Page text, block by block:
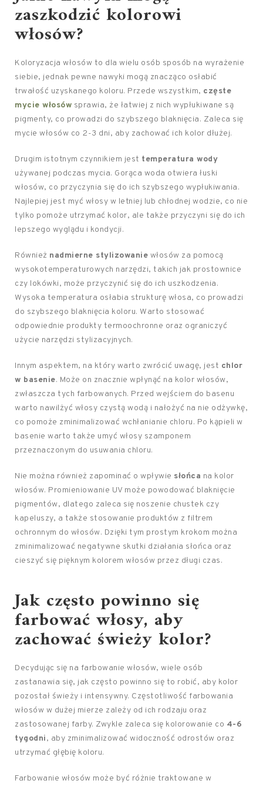
zaszkodzić kolorowi
włosów?
Koloryzacja włosów to dla wielu osób sposób na wyrażenie
siebie, jednak pewne nawyki mogą znacząco osłabić
trwałość uzyskanego koloru. Przede wszystkim, częste
mycie włosów sprawia, że łatwiej z nich wypłukiwane są
pigmenty, co prowadzi do szybszego blaknięcia. Zaleca się
mycie włosów co 2-3 dni, aby zachować ich kolor dłużej.
Drugim istotnym czynnikiem jest temperatura wody
używanej podczas mycia. Gorąca woda otwiera łuski
włosów, co przyczynia się do ich szybszego wypłukiwania.
Najlepiej jest myć włosy w letniej lub chłodnej wodzie, co nie
tylko pomoże utrzymać kolor, ale także przyczyni się do ich
lepszego wyglądu i kondycji.
Również nadmierne stylizowanie włosów za pomocą
wysokotemperaturowych narzędzi, takich jak prostownice
czy lokówki, może przyczynić się do ich uszkodzenia.
Wysoka temperatura osłabia strukturę włosa, co prowadzi
do szybszego blaknięcia koloru. Warto stosować
odpowiednie produkty termoochronne oraz ograniczyć
użycie narzędzi stylizacyjnych.
Innym aspektem, na który warto zwrócić uwagę, jest chlor
w basenie. Może on znacznie wpłynąć na kolor włosów,
zwłaszcza tych farbowanych. Przed wejściem do basenu
warto nawilżyć włosy czystą wodą i nałożyć na nie odżywkę,
co pomoże zminimalizować wchłanianie chloru. Po kąpieli w
basenie warto także umyć włosy szamponem
przeznaczonym do usuwania chloru.
Nie można również zapominać o wpływie słońca na kolor
włosów. Promieniowanie UV może powodować blaknięcie
pigmentów, dlatego zaleca się noszenie chustek czy
kapeluszy, a także stosowanie produktów z filtrem
ochronnym do włosów. Dzięki tym prostym krokom można
zminimalizować negatywne skutki działania słońca oraz
cieszyć się pięknym kolorem włosów przez długi czas.
Jak często powinno się
farbować włosy, aby
zachować świeży kolor?
Decydując się na farbowanie włosów, wiele osób
zastanawia się, jak często powinno się to robić, aby kolor
pozostał świeży i intensywny. Częstotliwość farbowania
włosów w dużej mierze zależy od ich rodzaju oraz
zastosowanej farby. Zwykle zaleca się kolorowanie co 4-6
tygodni, aby zminimalizować widoczność odrostów oraz
utrzymać głębię koloru.
Farbowanie włosów może być różnie traktowane w